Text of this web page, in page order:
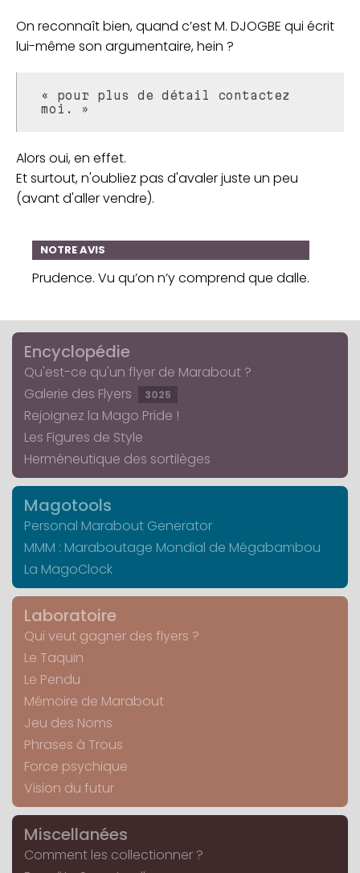
On reconnaît bien, quand c’est M. DJOGBE qui écrit
lui-même son argumentaire, hein ?
« pour plus de détail contactez
moi. »
Alors oui, en effet.
Et surtout, n'oubliez pas d'avaler juste un peu
(avant d'aller vendre).
NOTRE AVIS
Prudence. Vu qu’on n’y comprend que dalle.
Encyclopédie
Qu'est-ce qu'un flyer de Marabout ?
Galerie des Flyers
3025
Rejoignez la Mago Pride !
Les Figures de Style
Herméneutique des sortilèges
Magotools
Personal Marabout Generator
MMM : Maraboutage Mondial de Mégabambou
La MagoClock
Laboratoire
Qui veut gagner des flyers ?
Le Taquin
Le Pendu
Mémoire de Marabout
Jeu des Noms
Phrases à Trous
Force psychique
Vision du futur
Miscellanées
Comment les collectionner ?